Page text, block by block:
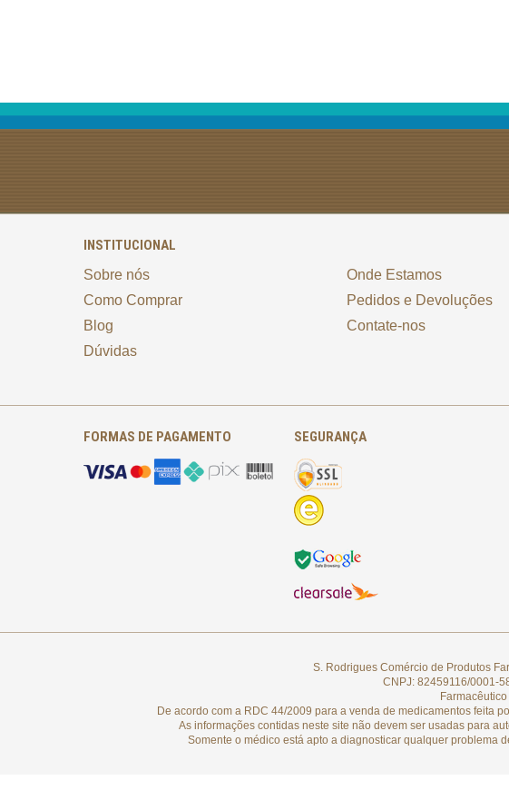
INSTITUCIONAL
Sobre nós
Como Comprar
Blog
Dúvidas
Onde Estamos
Pedidos e Devoluções
Contate-nos
FORMAS DE PAGAMENTO SEGURANÇA
S. Rodrigues Comércio de Produtos
CNPJ: 82459116/0001-
De acordo com a RDC 44/2009 para a venda de medicamentos feita
As informações contidas neste site não devem ser usadas para
Somente o médico está apto a diagnosticar qualquer problema